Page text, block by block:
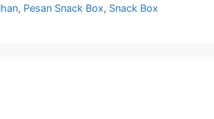
, Pesan Snack Box, Snack Box